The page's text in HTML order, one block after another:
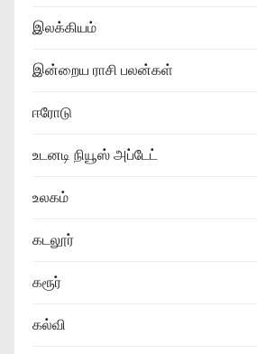
இலக்கியம்
இன்றைய ராசி பலன்கள்
ஈரோடு
உடனடி நியூஸ் அப்டேட்
உலகம்
கடலூர்
கரூர்
கல்வி